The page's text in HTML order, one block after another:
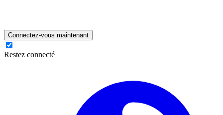
Connectez-vous maintenant
Restez connecté